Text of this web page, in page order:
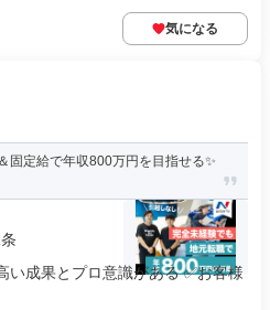
気になる
固定給で年収800万円を目指せる✨
い成果とプロ意識がある ✅お客様